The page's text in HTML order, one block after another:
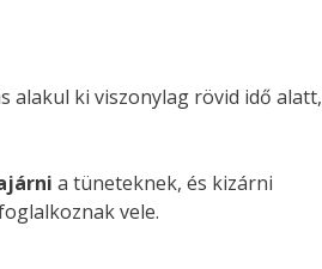
alakul ki viszonylag rövid idő alatt,
a tüneteknek, és kizárni
vele.